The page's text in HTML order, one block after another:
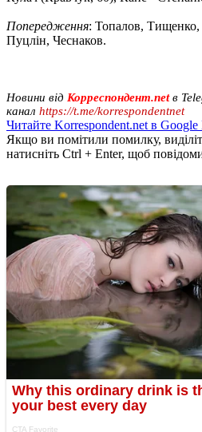
Попередження: Топалов,
Пуцлін, Чеснаков.
Новини від Корреспондент.netв
канал https://t.me/korrespondentnet
Читайте Korrespondent.net в Google
Якщо ви помітили помилку,
натисніть Ctrl + Enter, щоб